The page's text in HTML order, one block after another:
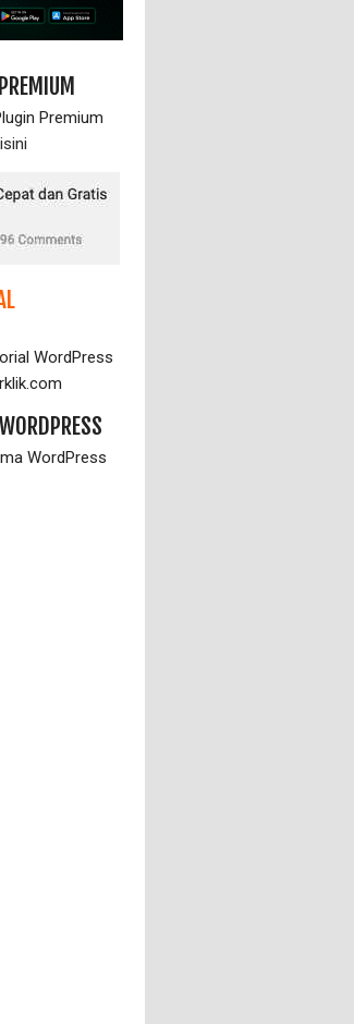
PREMIUM
Premium
WordPress
WordPress